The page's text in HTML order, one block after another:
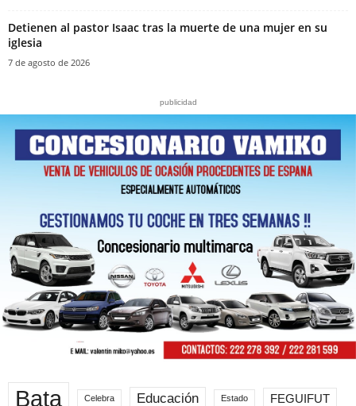
‎Detienen al pastor Isaac tras la muerte de una mujer en su
iglesia‎
7 de agosto de 2026
publicidad
Bata Celebra Educación Estado FEGUIFUT